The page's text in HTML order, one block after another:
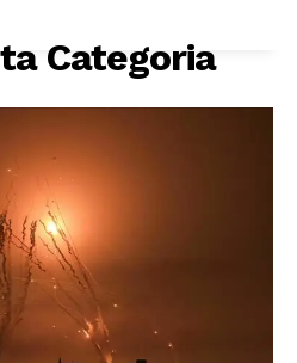
Categoria